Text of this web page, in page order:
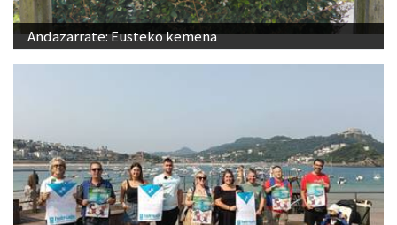
Andazarrate: Eusteko kemena